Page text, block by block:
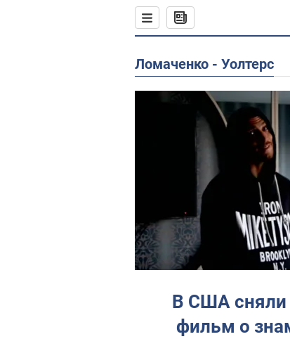
Ломаченко - Уолтерс
В США сняли
фильм о